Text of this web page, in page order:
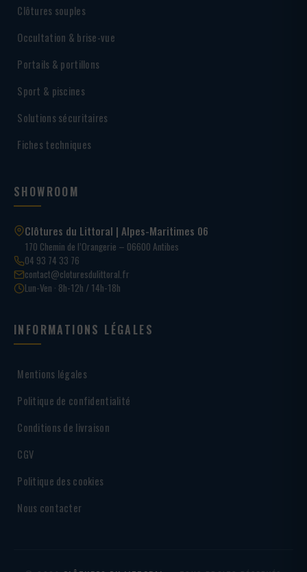
Clôtures souples
Occultation & brise-vue
Portails & portillons
Sport & piscines
Solutions sécuritaires
Fiches techniques
SHOWROOM
Clôtures du Littoral | Alpes-Maritimes 06
170 Chemin de l’Orangerie – 06600 Antibes
04 93 74 33 76
contact@cloturesdulittoral.fr
Lun-Ven · 8h-12h / 14h-18h
INFORMATIONS LÉGALES
Mentions légales
Politique de confidentialité
Conditions de livraison
CGV
Politique des cookies
Nous contacter